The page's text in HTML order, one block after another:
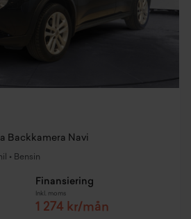
Backkamera Navi
• Bensin
Finansiering
Inkl. moms
1 274 kr/mån